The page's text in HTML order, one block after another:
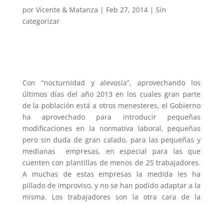
por Vicente & Matanza | Feb 27, 2014| Sin
categorizar
Con “nocturnidad y alevosía”, aprovechando los
últimos días del año 2013 en los cuales gran parte
de la población está a otros menesteres, el Gobierno
ha aprovechado para introducir pequeñas
modificaciones en la normativa laboral, pequeñas
pero sin duda de gran calado, para las pequeñas y
medianas empresas, en especial para las que
cuenten con plantillas de menos de 25 trabajadores.
A muchas de estas empresas la medida les ha
pillado de improviso, y no se han podido adaptar a la
misma. Los trabajadores son la otra cara de la